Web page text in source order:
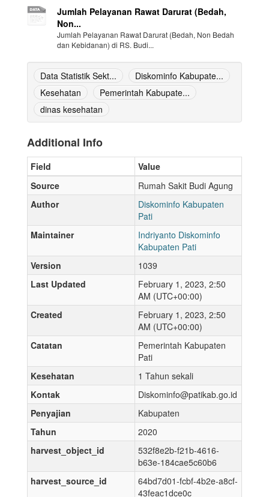
Jumlah Pelayanan Rawat Darurat (Bedah,
Non...
Jumlah Pelayanan Rawat Darurat (Bedah, Non Bedah
dan Kebidanan) di RS. Budi...
Data Statistik Sekt...
Diskominfo Kabupate...
Kesehatan
Pemerintah Kabupate...
dinas kesehatan
Additional Info
Field
Value
Source
Rumah Sakit Budi Agung
Author
Diskominfo Kabupaten
Pati
Maintainer
Indriyanto Diskominfo
Kabupaten Pati
Version
1039
Last Updated
February 1, 2023, 2:50
AM (UTC+00:00)
Created
February 1, 2023, 2:50
AM (UTC+00:00)
Catatan
Pemerintah Kabupaten
Pati
Kesehatan
1 Tahun sekali
Kontak
Diskominfo@patikab.go.id
Penyajian
Kabupaten
Tahun
2020
harvest_object_id
532f8e2b-f21b-4616-
b63e-184cae5c60b6
harvest_source_id
64bd7d01-fcbf-4b2e-a8cf-
43feac1dce0c